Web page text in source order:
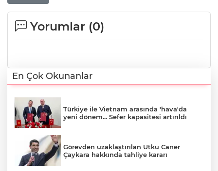
Yorumlar (0)
En Çok Okunanlar
Türkiye ile Vietnam arasında 'hava'da
yeni dönem... Sefer kapasitesi artırıldı
Görevden uzaklaştırılan Utku Caner
Çaykara hakkında tahliye kararı